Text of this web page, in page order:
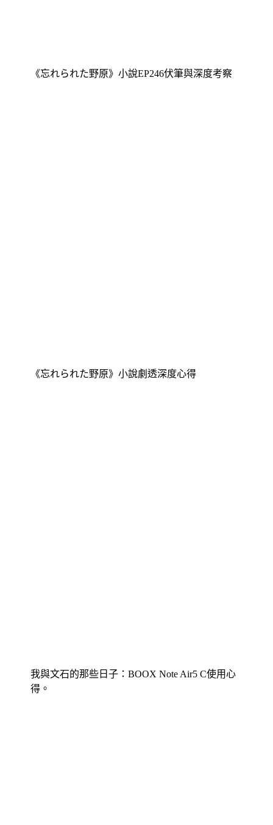
《忘れられた野原》小說EP246伏筆與深度考察
《忘れられた野原》小說劇透深度心得
我與文石的那些日子：BOOX Note Air5 C使用心
得。